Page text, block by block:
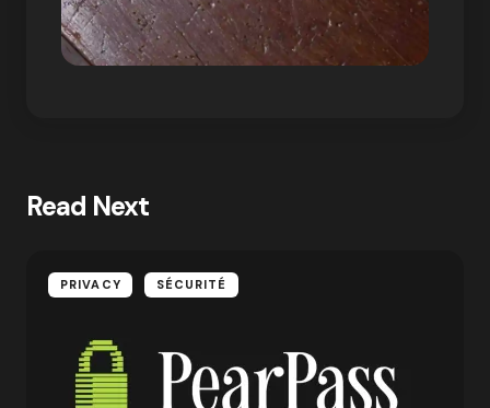
Read Next
PRIVACY SÉCURITÉ